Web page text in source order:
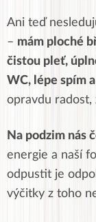
Ani teď
– mám ploché
čistou pleť,
WC, lépe spím
opravdu radost,
Na podzim nás
energie a naší
odpustit je
výčitky z toho